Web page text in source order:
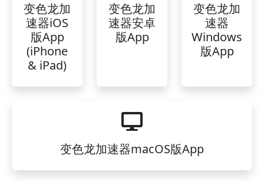
变色龙加
速器iOS
版App
(iPhone
& iPad)
变色龙加
速器安卓
版App
变色龙加
速器
Windows
版App
变色龙加速器macOS版App